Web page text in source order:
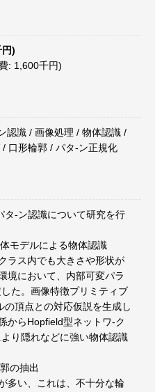
)
: 1,600千円)
認識 / 画像処理 / 物体認識 /
口形輪郭 / パタ-ン正規化
タ-ン認識について研究を行
モデルによる物体認識
ラス内でも大きさや形状が
境において、内部可変パラ
た。画像特徴プリミティブ
頂点との対応仮説を生成し
からHopfield型ネットワ-ク
り隠れなどに強い物体認識
の抽出
多い、これは、不十分な輪